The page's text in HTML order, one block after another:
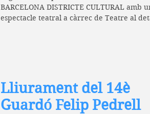
BARCELONA DISTRICTE CULTURAL amb
espectacle teatral a càrrec de Teatre al
Lliurament del 14è
Guardó Felip Pedrell